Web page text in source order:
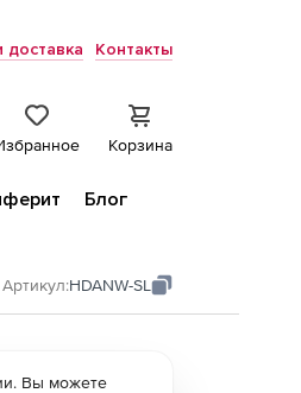
доставка Контакты
Корзина
Блог
Артикул:HDANW-SL
Вы можете